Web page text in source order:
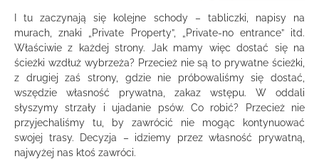
I tu zaczynają się kolejne schody – tabliczki, napisy na
murach, znaki „Private Property”, „Private-no entrance” itd.
Właściwie z każdej strony. Jak mamy więc dostać się na
ścieżki wzdłuż wybrzeża? Przecież nie są to prywatne ścieżki,
z drugiej zaś strony, gdzie nie próbowaliśmy się dostać,
wszędzie własność prywatna, zakaz wstępu. W oddali
słyszymy strzały i ujadanie psów. Co robić? Przecież nie
przyjechaliśmy tu, by zawrócić nie mogąc kontynuować
swojej trasy. Decyzja – idziemy przez własność prywatną,
najwyżej nas ktoś zawróci.